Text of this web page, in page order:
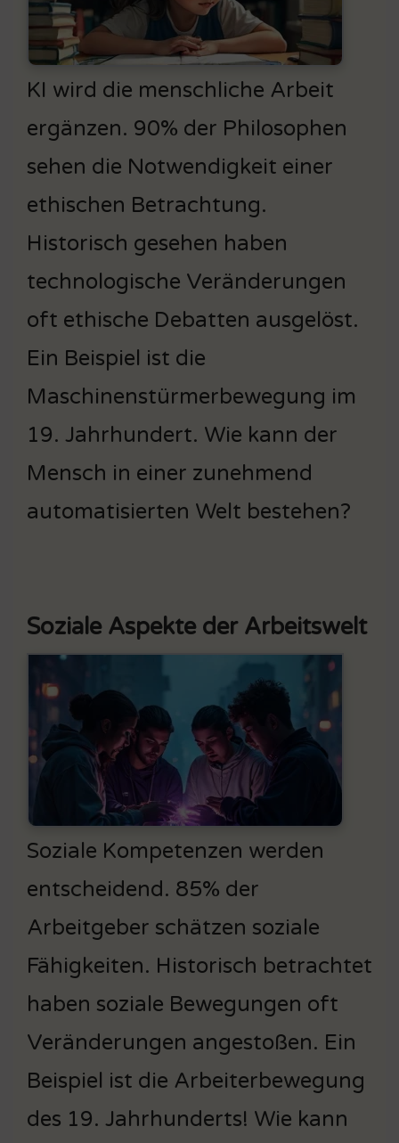
KI wird die menschliche Arbeit
ergänzen. 90% der Philosophen
sehen die Notwendigkeit einer
ethischen Betrachtung.
Historisch gesehen haben
technologische Veränderungen
oft ethische Debatten ausgelöst.
Ein Beispiel ist die
Maschinenstürmerbewegung im
19. Jahrhundert. Wie kann der
Mensch in einer zunehmend
automatisierten Welt bestehen?
Soziale Aspekte der Arbeitswelt
Soziale Kompetenzen werden
entscheidend. 85% der
Arbeitgeber schätzen soziale
Fähigkeiten. Historisch betrachtet
haben soziale Bewegungen oft
Veränderungen angestoßen. Ein
Beispiel ist die Arbeiterbewegung
des 19. Jahrhunderts! Wie kann